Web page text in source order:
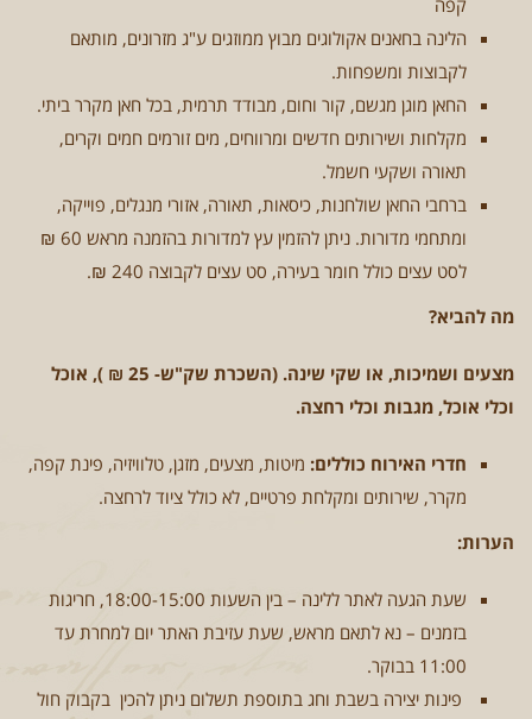
קפה
הלינה בחאנים אקולוגים מבוץ ממוזגים ע"ג מזרונים, מותאם
לקבוצות ומשפחות.
החאן מוגן מגשם, קור וחום, מבודד תרמית, בכל חאן מקרר ביתי.
מקלחות ושירותים חדשים ומרווחים, מים זורמים חמים וקרים,
תאורה ושקעי חשמל.
ברחבי החאן שולחנות, כיסאות, תאורה, אזורי מנגלים, פוייקה,
ומתחמי מדורות. ניתן להזמין עץ למדורות בהזמנה מראש 60 ₪
לסט עצים כולל חומר בעירה, סט עצים לקבוצה 240 ₪.
מה להביא?
מצעים ושמיכות, או שקי שינה. (השכרת שק"ש- 25 ₪ ), אוכל
וכלי אוכל, מגבות וכלי רחצה.
חדרי האירוח כוללים: מיטות, מצעים, מזגן, טלוויזיה, פינת קפה,
מקרר, שירותים ומקלחת פרטיים, לא כולל ציוד לרחצה.
הערות:
שעת הגעה לאתר ללינה – בין השעות 18:00-15:00, חריגות
בזמנים – נא לתאם מראש, שעת עזיבת האתר יום למחרת עד
11:00 בבוקר.
פינות יצירה בשבת וחג בתוספת תשלום ניתן להכין בקבוק חול